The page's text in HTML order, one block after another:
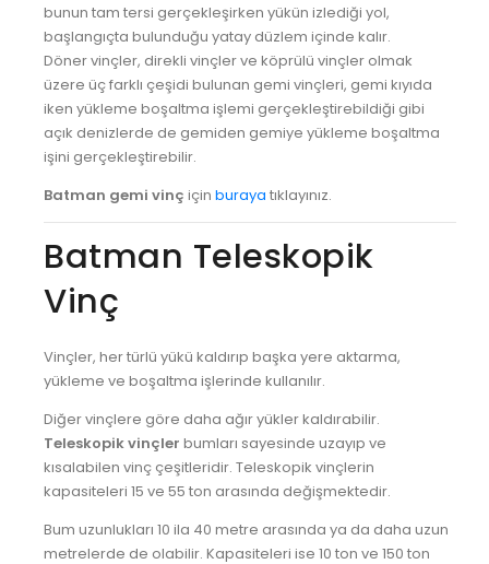
bunun tam tersi gerçekleşirken yükün izlediği yol,
başlangıçta bulunduğu yatay düzlem içinde kalır.
Döner vinçler, direkli vinçler ve köprülü vinçler olmak
üzere üç farklı çeşidi bulunan gemi vinçleri, gemi kıyıda
iken yükleme boşaltma işlemi gerçekleştirebildiği gibi
açık denizlerde de gemiden gemiye yükleme boşaltma
işini gerçekleştirebilir.
Batman gemi vinç için buraya tıklayınız.
Batman Teleskopik
Vinç
Vinçler, her türlü yükü kaldırıp başka yere aktarma,
yükleme ve boşaltma işlerinde kullanılır.
Diğer vinçlere göre daha ağır yükler kaldırabilir.
Teleskopik vinçler bumları sayesinde uzayıp ve
kısalabilen vinç çeşitleridir. Teleskopik vinçlerin
kapasiteleri 15 ve 55 ton arasında değişmektedir.
Bum uzunlukları 10 ila 40 metre arasında ya da daha uzun
metrelerde de olabilir. Kapasiteleri ise 10 ton ve 150 ton